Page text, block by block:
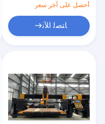
أحصل على آخر سعر
ﺎﺘﺼﻟ ﺍﻶﻧ